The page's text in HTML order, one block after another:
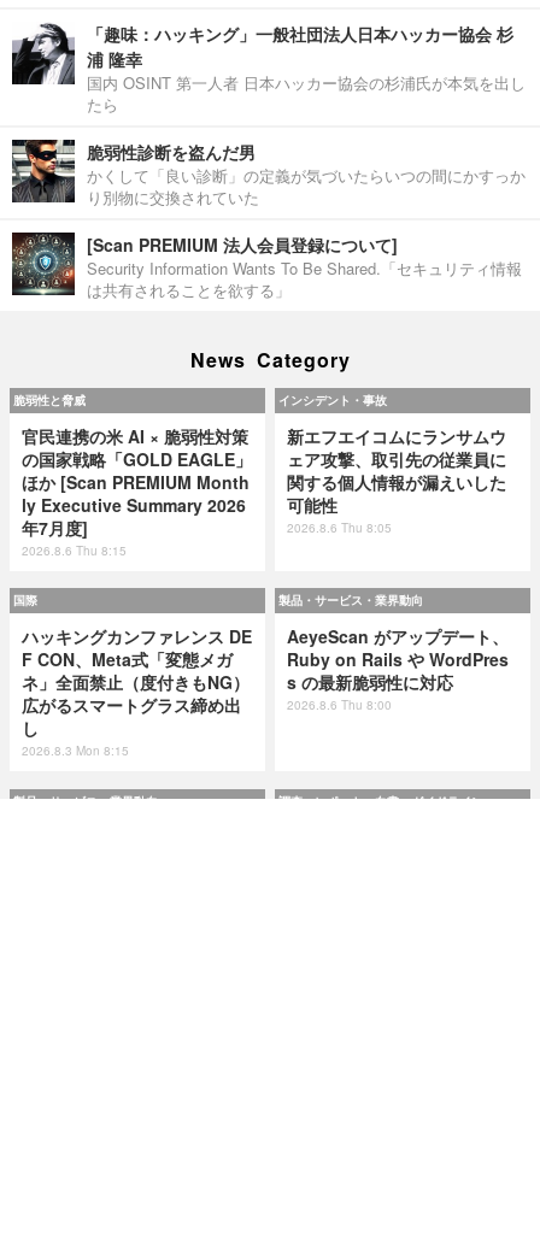
「趣味：ハッキング」一般社団法人日本ハッカー協会 杉
浦 隆幸
国内 OSINT 第一人者 日本ハッカー協会の杉浦氏が本気を出し
たら
脆弱性診断を盗んだ男
かくして「良い診断」の定義が気づいたらいつの間にかすっか
り別物に交換されていた
[Scan PREMIUM 法人会員登録について]
Security Information Wants To Be Shared.「セキュリティ情報
は共有されることを欲する」
News Category
脆弱性と脅威
官民連携の米 AI × 脆弱性対策
の国家戦略「GOLD EAGLE」
ほか [Scan PREMIUM Month
ly Executive Summary 2026
年7月度]
2026.8.6 Thu 8:15
インシデント・事故
新エフエイコムにランサムウ
ェア攻撃、取引先の従業員に
関する個人情報が漏えいした
可能性
2026.8.6 Thu 8:05
国際
ハッキングカンファレンス DE
F CON、Meta式「変態メガ
ネ」全面禁止（度付きもNG）
広がるスマートグラス締め出
し
2026.8.3 Mon 8:15
製品・サービス・業界動向
AeyeScan がアップデート、
Ruby on Rails や WordPres
s の最新脆弱性に対応
2026.8.6 Thu 8:00
製品・サービス・業界動向 調査・レポート・白書・ガイドライン